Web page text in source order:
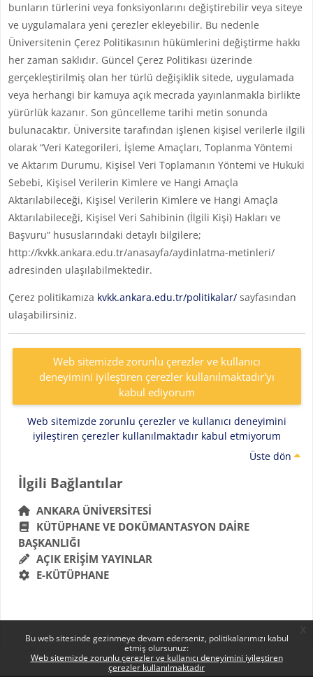
Bu web sitesinde gezinmeye devam ederseniz, politikalarımızı kabul
etmiş olursunuz:
Web sitemizde zorunlu çerezler ve kullanıcı deneyimini iyileştiren
çerezler kullanılmaktadır
bunların türlerini veya fonksiyonlarını değiştirebilir veya siteye
ve uygulamalara yeni çerezler ekleyebilir. Bu nedenle
Üniversitenin Çerez Politikasının hükümlerini değiştirme hakkı
her zaman saklıdır. Güncel Çerez Politikası üzerinde
gerçekleştirilmiş olan her türlü değişiklik sitede, uygulamada
veya herhangi bir kamuya açık mecrada yayınlanmakla birlikte
yürürlük kazanır. Son güncelleme tarihi metin sonunda
bulunacaktır. Üniversite tarafından işlenen kişisel verilerle ilgili
olarak “Veri Kategorileri, İşleme Amaçları, Toplanma Yöntemi
ve Aktarım Durumu, Kişisel Veri Toplamanın Yöntemi ve Hukuki
Sebebi, Kişisel Verilerin Kimlere ve Hangi Amaçla
Aktarılabileceği, Kişisel Verilerin Kimlere ve Hangi Amaçla
Aktarılabileceği, Kişisel Veri Sahibinin (İlgili Kişi) Hakları ve
Başvuru” hususlarındaki detaylı bilgilere;
http://kvkk.ankara.edu.tr/anasayfa/aydinlatma-metinleri/
adresinden ulaşılabilmektedir.
Çerez politikamıza kvkk.ankara.edu.tr/politikalar/sayfasından
ulaşabilirsiniz.
Web sitemizde zorunlu çerezler ve kullanıcı
deneyimini iyileştiren çerezler kullanılmaktadır'yı
kabul ediyorum
Web sitemizde zorunlu çerezler ve kullanıcı deneyimini
iyileştiren çerezler kullanılmaktadır kabul etmiyorum
Üste dön
Bloklar
İlgili Bağlantılar 'yı atla
İlgili Bağlantılar
ANKARA ÜNIVERSITESI
KÜTÜPHANE VE DOKÜMANTASYON DAIRE
BAŞKANLIĞI
AÇIK ERIŞIM YAYINLAR
E-KÜTÜPHANE